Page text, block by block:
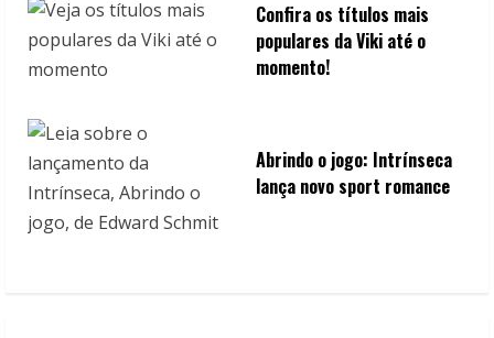
Confira os títulos mais
populares da Viki até o
momento!
Abrindo o jogo: Intrínseca
lança novo sport romance